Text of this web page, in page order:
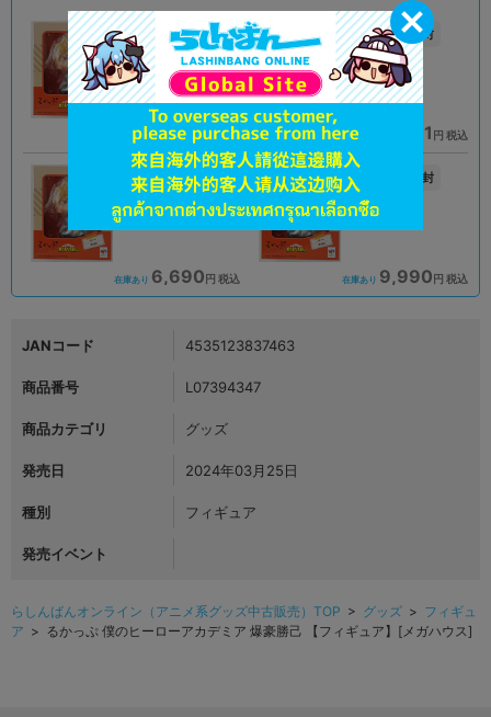
状態 :A
オンライン
在庫あり 7,390円 税込
状態 : 未開封
オンライン
在庫あり 4,681 円 税込
状態 :A
大宮店
在庫あり 6,690円 税込
新入荷 未開封
大阪日本橋店
在庫あり 9,990円 税込
JANコード 4535123837463
商品番号 L07394347
商品カテゴリ グッズ
発売日 2024年03月25日
種別 フィギュア
発売イベント
らしんばんオンライン（アニメ系グッズ中古販売）TOP > グッズ > フィギュ
ア > るかっぷ 僕のヒーローアカデミア 爆豪勝己 【フィギュア】[メガハウス]